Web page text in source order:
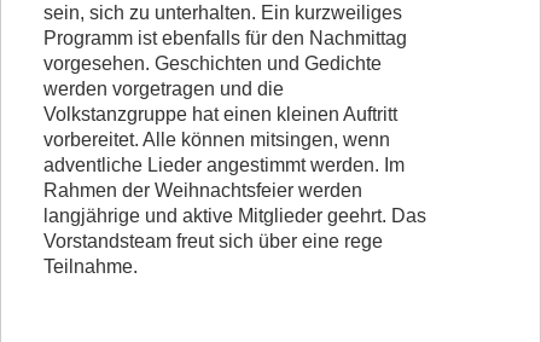
sein, sich zu unterhalten. Ein kurzweiliges
Programm ist ebenfalls für den Nachmittag
vorgesehen. Geschichten und Gedichte
werden vorgetragen und die
Volkstanzgruppe hat einen kleinen Auftritt
vorbereitet. Alle können mitsingen, wenn
adventliche Lieder angestimmt werden. Im
Rahmen der Weihnachtsfeier werden
langjährige und aktive Mitglieder geehrt. Das
Vorstandsteam freut sich über eine rege
Teilnahme.